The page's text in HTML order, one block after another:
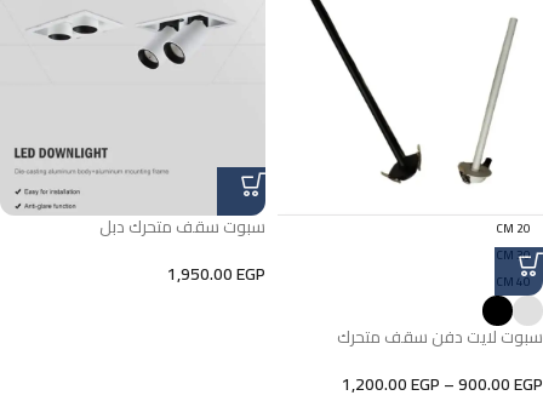
20 CM
30 CM
40 CM
سبوت لايت دفن سقف متحرك
900.00EGP
–
1,200.00EGP
سبوت سقف متحرك دبل
1,950.00EGP